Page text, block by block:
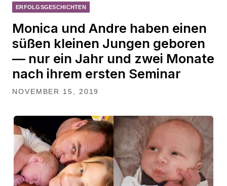
ERFOLGSGESCHICHTEN
Monica und Andre haben einen
süßen kleinen Jungen geboren
— nur ein Jahr und zwei Monate
nach ihrem ersten Seminar
NOVEMBER 15, 2019